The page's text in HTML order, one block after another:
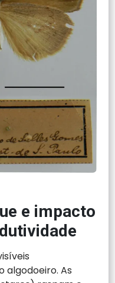
e impacto
algodoeiro. As